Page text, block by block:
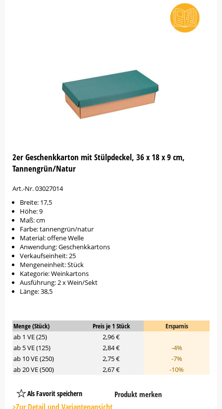
2er Geschenkkarton mit Stülpdeckel, 36 x 18 x 9 cm,
Tannengrün/Natur
Art.-Nr. 03027014
Breite: 17,5
Höhe: 9
Maß: cm
Farbe: tannengrün/natur
Material: offene Welle
Anwendung: Geschenkkartons
Verkaufseinheit: 25
Mengeneinheit: Stück
Kategorie: Weinkartons
Ausführung: 2 x Wein/Sekt
Länge: 38,5
Menge (Stück) Preis je 1 Stück
Ersparnis
ab 1 VE (25)
2,96 €
ab 5 VE (125)
2,84 €
-4%
ab 10 VE (250)
2,75 €
-7%
ab 20 VE (500)
2,67 € -10%
Als Favorit speichern
Platzhalter
Button
Produkt merken